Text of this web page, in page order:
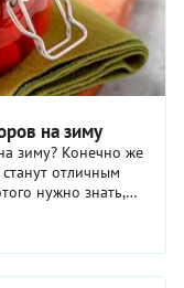
на зиму
зиму? Конечно же
отличным
нужно знать,
и иметь
месяцы
и бодрящим
из